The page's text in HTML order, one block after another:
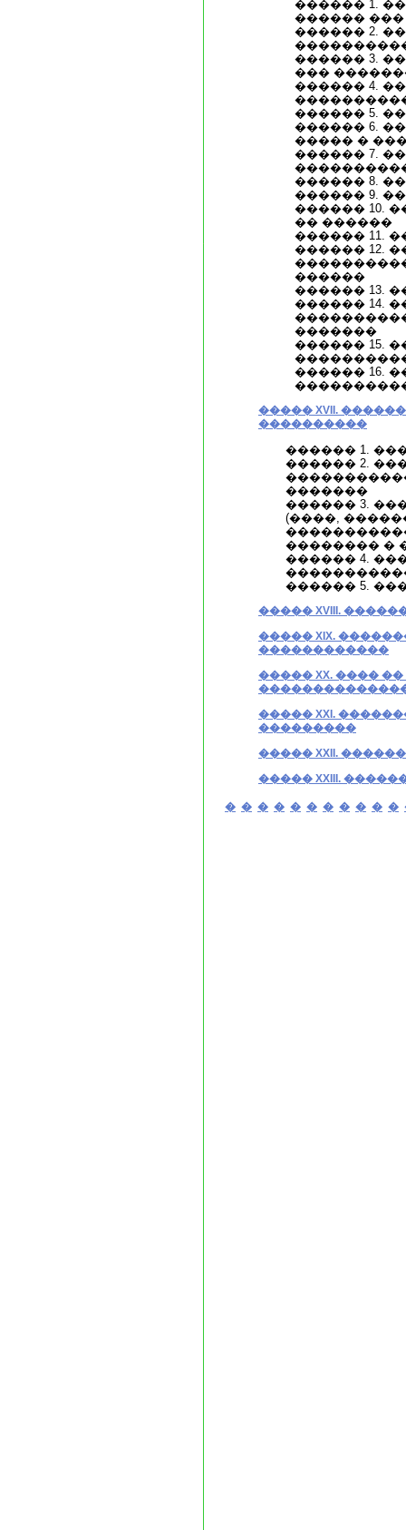
������ 1.
������
������ 2.
������ 3.
���
������ 4.
������ 5.
������ 6.
����� �
������ 7.
������ 8.
������ 9.
������ 10.
�� ������
������ 11.
������ 12.
������
������ 13.
������ 14.
�������
������ 15.
������ 16.
����� XVII.
����������
������ 1.
������ 2.
�������
������ 3.
(����,
�������� �
������ 4.
������ 5.
����� XVIII.
����� XIX.
������������
����� XX. ����
����� XXI.
���������
����� XXII.
����� XXIII.
� � � � � � � � � � �